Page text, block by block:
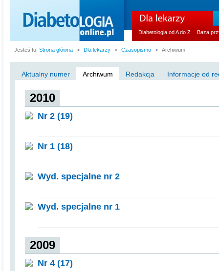
Diabetologia od A do Z Baza
Jesteś tu: Strona główna > Dla lekarzy > Czasopismo > Archiwum
Aktualny numer Archiwum Redakcja Informacje od
2010
Nr 2 (19)
Nr 1 (18)
Wyd. specjalne nr 2
Wyd. specjalne nr 1
2009
Nr 4 (17)